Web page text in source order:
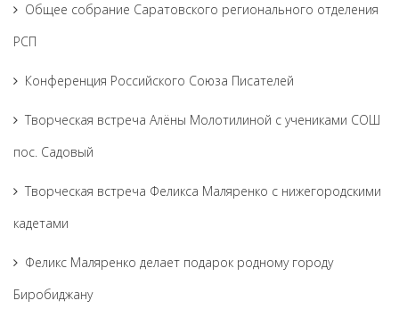
Общее собрание Саратовского регионального отделения
РСП
Конференция Российского Союза Писателей
Творческая встреча Алёны Молотилиной с учениками СОШ
пос. Садовый
Творческая встреча Феликса Маляренко с нижегородскими
кадетами
Феликс Маляренко делает подарок родному городу
Биробиджану